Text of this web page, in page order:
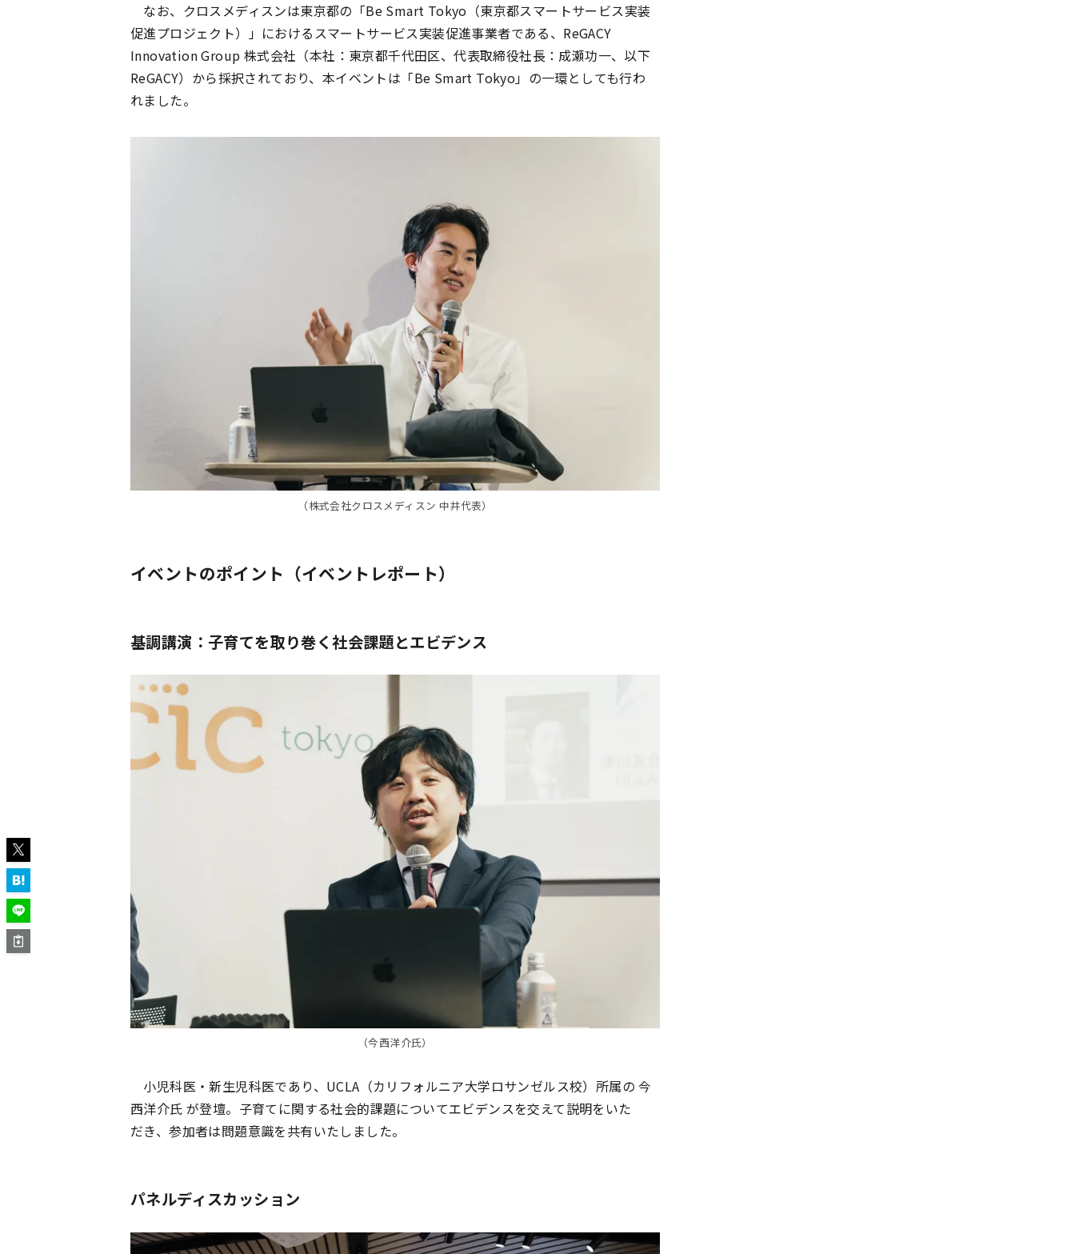
なお、クロスメディスンは東京都の「Be Smart Tokyo（東京都スマートサービス実装
促進プロジェクト）」におけるスマートサービス実装促進事業者である、ReGACY
Innovation Group 株式会社（本社：東京都千代田区、代表取締役社長：成瀬功一、以下
ReGACY）から採択されており、本イベントは「Be Smart Tokyo」の一環としても行わ
れました。
（株式会社クロスメディスン 中井代表）
イベントのポイント（イベントレポート）
基調講演：子育てを取り巻く社会課題とエビデンス
（今西洋介氏）
小児科医・新生児科医であり、UCLA（カリフォルニア大学ロサンゼルス校）所属の 今
西洋介氏 が登壇。子育てに関する社会的課題についてエビデンスを交えて説明をいた
だき、参加者は問題意識を共有いたしました。
パネルディスカッション